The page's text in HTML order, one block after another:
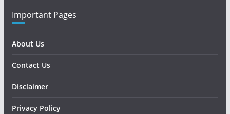
Important Pages
About Us
Contact Us
Disclaimer
Privacy Policy